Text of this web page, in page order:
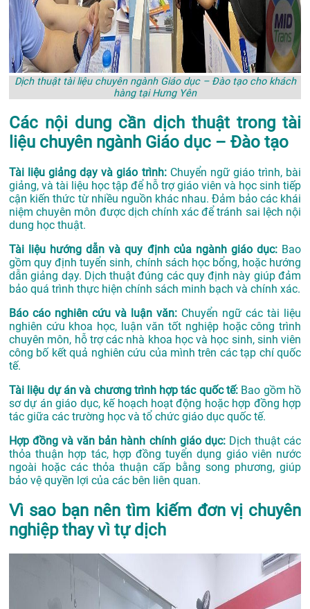
Dịch thuật tài liệu chuyên ngành Giáo dục – Đào tạo cho khách
hàng tại Hưng Yên
Các nội dung cần dịch thuật trong tài
liệu chuyên ngành Giáo dục – Đào tạo
Tài liệu giảng dạy và giáo trình: Chuyển ngữ giáo trình, bài
giảng, và tài liệu học tập để hỗ trợ giáo viên và học sinh tiếp
cận kiến thức từ nhiều nguồn khác nhau. Đảm bảo các khái
niệm chuyên môn được dịch chính xác để tránh sai lệch nội
dung học thuật.
Tài liệu hướng dẫn và quy định của ngành giáo dục: Bao
gồm quy định tuyển sinh, chính sách học bổng, hoặc hướng
dẫn giảng dạy. Dịch thuật đúng các quy định này giúp đảm
bảo quá trình thực hiện chính sách minh bạch và chính xác.
Báo cáo nghiên cứu và luận văn: Chuyển ngữ các tài liệu
nghiên cứu khoa học, luận văn tốt nghiệp hoặc công trình
chuyên môn, hỗ trợ các nhà khoa học và học sinh, sinh viên
công bố kết quả nghiên cứu của mình trên các tạp chí quốc
tế.
Tài liệu dự án và chương trình hợp tác quốc tế: Bao gồm hồ
sơ dự án giáo dục, kế hoạch hoạt động hoặc hợp đồng hợp
tác giữa các trường học và tổ chức giáo dục quốc tế.
Hợp đồng và văn bản hành chính giáo dục: Dịch thuật các
thỏa thuận hợp tác, hợp đồng tuyển dụng giáo viên nước
ngoài hoặc các thỏa thuận cấp bằng song phương, giúp
bảo vệ quyền lợi của các bên liên quan.
Vì sao bạn nên tìm kiếm đơn vị chuyên
nghiệp thay vì tự dịch